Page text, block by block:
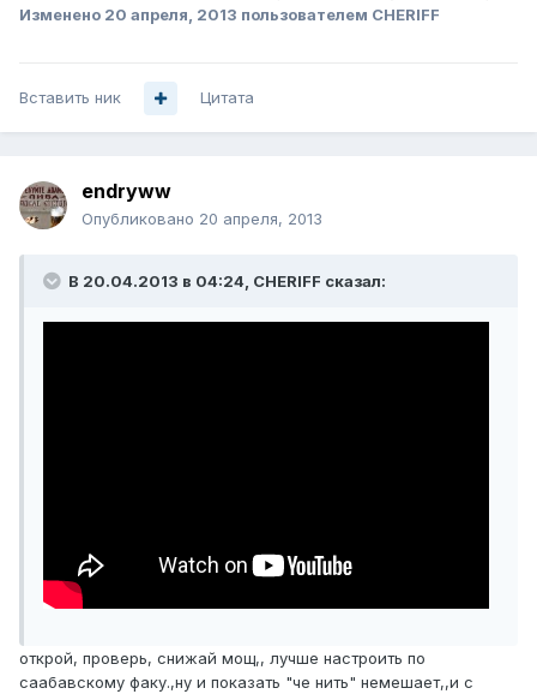
Изменено 20 апреля, 2013 пользователем CHERIFF
Вставить ник Цитата
endryww
Опубликовано 20 апреля, 2013
В 20.04.2013 в 04:24, CHERIFF сказал:
открой, проверь, снижай мощ,, лучше настроить по
саабавскому факу.,ну и показать "че нить" немешает,,и с